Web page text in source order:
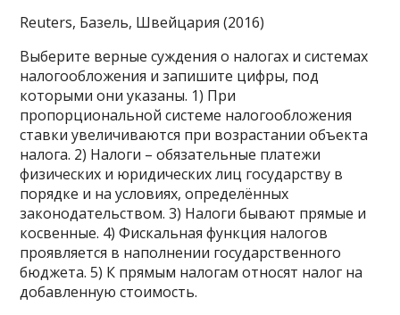
Reuters, Базель, Швейцария (2016)
Выберите верные суждения о налогах и системах
налогообложения и запишите цифры, под
которыми они указаны. 1) При
пропорциональной системе налогообложения
ставки увеличиваются при возрастании объекта
налога. 2) Налоги – обязательные платежи
физических и юридических лиц государству в
порядке и на условиях, определённых
законодательством. 3) Налоги бывают прямые и
косвенные. 4) Фискальная функция налогов
проявляется в наполнении государственного
бюджета. 5) К прямым налогам относят налог на
добавленную стоимость.